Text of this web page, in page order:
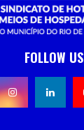
FOLLOW US